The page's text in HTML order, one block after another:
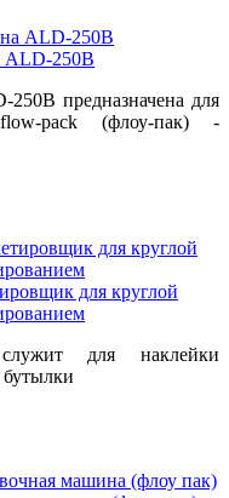
ALD-250B
предназначена для
pack (флоу-пак) -
для круглой
для наклейки
бутылки